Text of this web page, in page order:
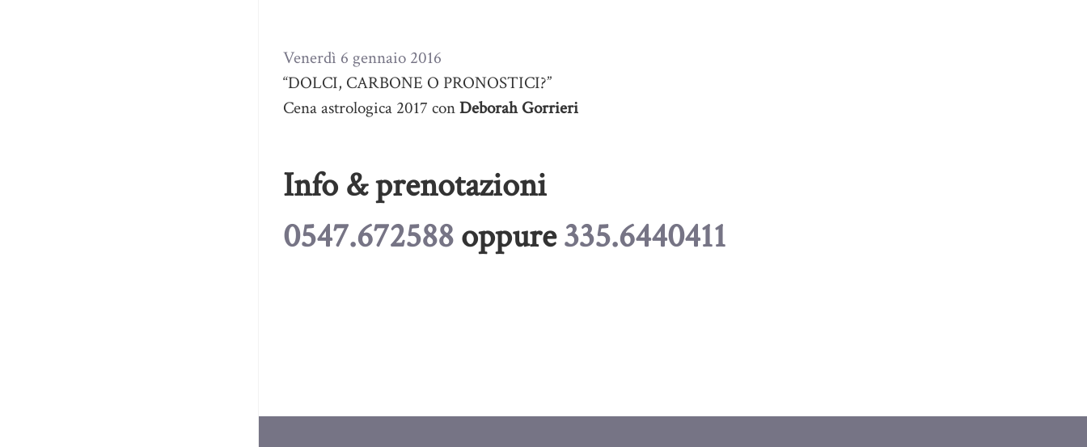
Venerdì 6 gennaio 2016
“DOLCI, CARBONE O PRONOSTICI?”
Cena astrologica 2017 conDeborah Gorrieri
Info & prenotazioni
0547.672588oppure335.6440411